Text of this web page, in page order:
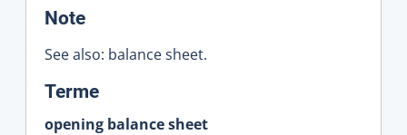
Note:
See also: balance sheet.
Terme:
opening balance sheet